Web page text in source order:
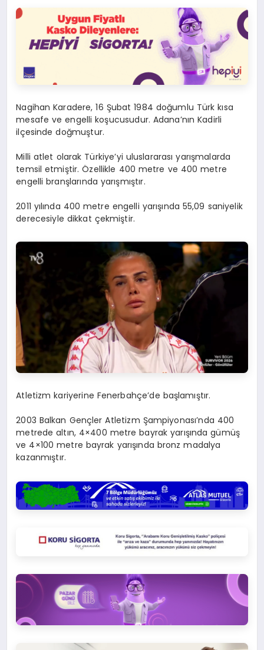
Nagihan Karadere, 16 Şubat 1984 doğumlu Türk kısa
mesafe ve engelli koşucusudur. Adana’nın Kadirli
ilçesinde doğmuştur.
Milli atlet olarak Türkiye’yi uluslararası yarışmalarda
temsil etmiştir. Özellikle 400 metre ve 400 metre
engelli branşlarında yarışmıştır.
2011 yılında 400 metre engelli yarışında 55,09 saniyelik
derecesiyle dikkat çekmiştir.
Atletizm kariyerine Fenerbahçe’de başlamıştır.
2003 Balkan Gençler Atletizm Şampiyonası’nda 400
metrede altın, 4×400 metre bayrak yarışında gümüş
ve 4×100 metre bayrak yarışında bronz madalya
kazanmıştır.